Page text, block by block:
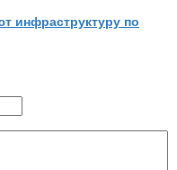
инфраструктуру по